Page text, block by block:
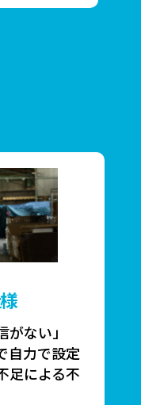
がない」
自力で設定
足による不